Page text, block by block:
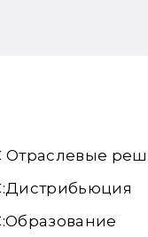
Отраслевые